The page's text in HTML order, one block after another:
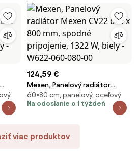
W,
124,59 €
Mexen, Panelový radiátor
Mexen CV22 600 x 800 mm,
spodné pripojenie, 1322 W, biely
60×80 cm, panelový, oceľový
Na odoslanie o 1 týždeň
viac produktov